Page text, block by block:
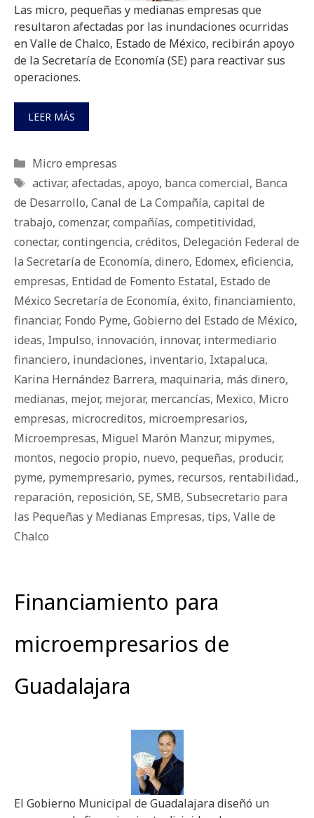
Las micro, pequeñas y medianas empresas que
resultaron afectadas por las inundaciones ocurridas
en Valle de Chalco, Estado de México, recibirán apoyo
de la Secretaría de Economía (SE) para reactivar sus
operaciones.
LEER MÁS
Categorías
Micro empresas
Etiquetas
activar, afectadas, apoyo, banca comercial, Banca
de Desarrollo, Canal de La Compañía, capital de
trabajo, comenzar, compañías, competitividad,
conectar, contingencia, créditos, Delegación Federal de
la Secretaría de Economía, dinero, Edomex, eficiencia,
empresas, Entidad de Fomento Estatal, Estado de
México Secretaría de Economía, éxito, financiamiento,
financiar, Fondo Pyme, Gobierno del Estado de México,
ideas, Impulso, innovación, innovar, intermediario
financiero, inundaciones, inventario, Ixtapaluca,
Karina Hernández Barrera, maquinaria, más dinero,
medianas, mejor, mejorar, mercancías, Mexico, Micro
empresas, microcreditos, microempresarios,
Microempresas, Miguel Marón Manzur, mipymes,
montos, negocio propio, nuevo, pequeñas, producir,
pyme, pymempresario, pymes, recursos, rentabilidad.,
reparación, reposición, SE, SMB, Subsecretario para
las Pequeñas y Medianas Empresas, tips, Valle de
Chalco
Financiamiento para
microempresarios de
Guadalajara
El Gobierno Municipal de Guadalajara diseñó un